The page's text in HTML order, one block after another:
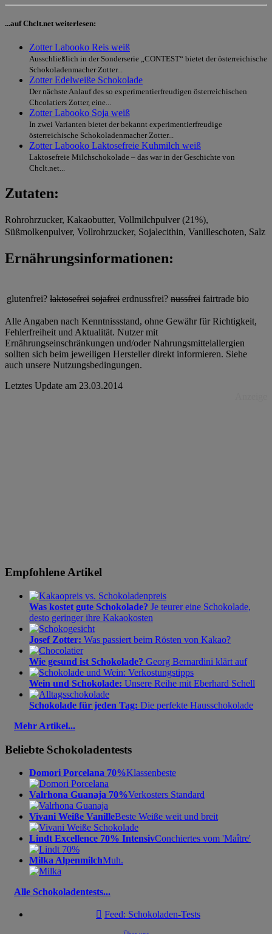
...auf Chclt.net weiterlesen:
Zotter Labooko Reis weiß
Ausschließlich in der Sonderserie „CONTEST“ bietet der österreichische
Schokoladenmacher Zotter...
Zotter Edelweiße Schokolade
Der nächste Anlauf des so experimentierfreudigen österreichischen
Chcolatiers Zotter, eine...
Zotter Labooko Soja weiß
In zwei Varianten bietet der bekannt experimentierfreudige
österreichische Schokoladenmacher Zotter...
Zotter Labooko Laktosefreie Kuhmilch weiß
Laktosefreie Milchschokolade – das war in der Geschichte von
Chclt.net...
Zutaten:
Rohrohrzucker, Kakaobutter, Vollmilchpulver (21%),
Süßmolkenpulver, Vollrohrzucker, Sojalecithin, Vanilleschoten, Salz
Ernährungsinformationen:
glutenfrei? laktosefrei sojafrei erdnussfrei? nussfrei fairtrade bio
Alle Angaben nach Kenntnissstand, ohne Gewähr für Richtigkeit,
Fehlerfreiheit und Aktualität. Nutzer mit
Ernährungseinschränkungen und/oder Nahrungsmittelallergien
sollten sich beim jeweiligen Hersteller direkt informieren. Siehe
auch unsere Nutzungsbedingungen.
Letztes Update am 23.03.2014
Empfohlene Artikel
Was kostet gute Schokolade? Je teurer eine Schokolade,
desto geringer ihre Kakaokosten
Josef Zotter: Was passiert beim Rösten von Kakao?
Wie gesund ist Schokolade? Georg Bernardini klärt auf
Wein und Schokolade: Unsere Reihe mit Eberhard Schell
Schokolade für jeden Tag: Die perfekte Hausschokolade
Mehr Artikel...
Beliebte Schokoladentests
Domori Porcelana 70%Klassenbeste
Valrhona Guanaja 70%Verkosters Standard
Vivani Weiße VanilleBeste Weiße weit und breit
Lindt Excellence 70% IntensivConchiertes vom 'Maître'
Milka AlpenmilchMuh.
Alle Schokoladentests...
 Feed: Schokoladen-Tests